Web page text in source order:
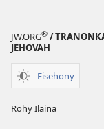
JW.ORG® /
JEHOVAH
Fisehony
Rohy Ilaina